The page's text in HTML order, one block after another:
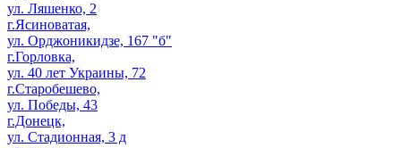
ул. Ляшенко, 2
г.Ясиноватая,
ул. Орджоникидзе, 167 "б"
г.Горловка,
ул. 40 лет Украины, 72
г.Старобешево,
ул. Победы, 43
г.Донецк,
ул. Стадионная, 3 д